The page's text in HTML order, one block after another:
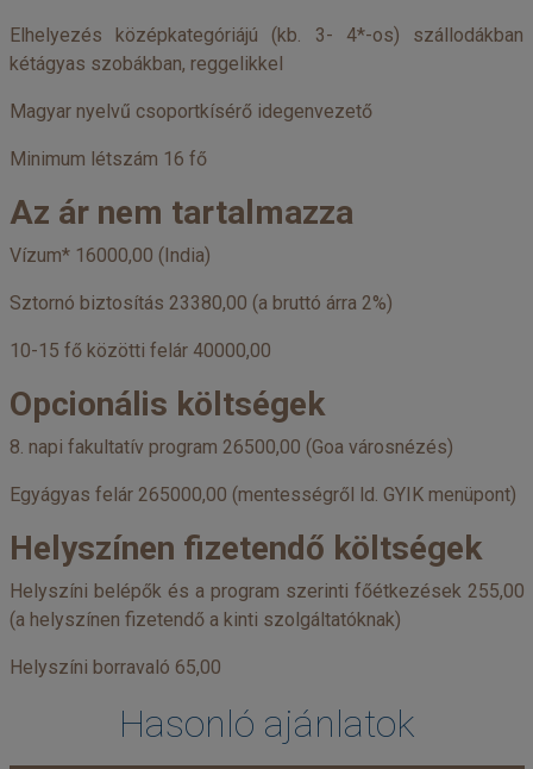
Elhelyezés középkategóriájú (kb. 3- 4*-os) szállodákban
kétágyas szobákban, reggelikkel
Magyar nyelvű csoportkísérő idegenvezető
Minimum létszám 16 fő
Az ár nem tartalmazza
Vízum* 16000,00 (India)
Sztornó biztosítás 23380,00 (a bruttó árra 2%)
10-15 fő közötti felár 40000,00
Opcionális költségek
8. napi fakultatív program 26500,00 (Goa városnézés)
Egyágyas felár 265000,00 (mentességről ld. GYIK menüpont)
Helyszínen fizetendő költségek
Helyszíni belépők és a program szerinti főétkezések 255,00
(a helyszínen fizetendő a kinti szolgáltatóknak)
Helyszíni borravaló 65,00
Hasonló ajánlatok